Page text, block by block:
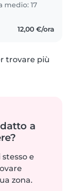
medio: 17
12,00 €/ora
trovare più
a
e
zona.